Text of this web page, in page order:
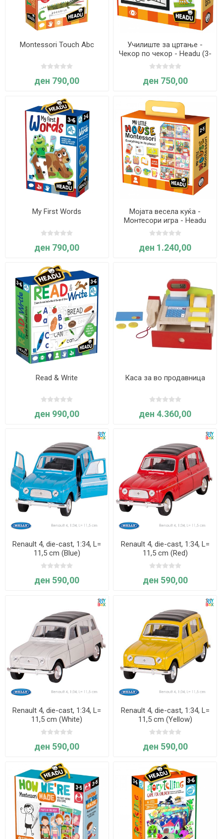
Montessori Touch Abc
ден 790,00
Училиште за цртање -
Чекор по чекор - Headu (3-
6 г.)
ден 750,00
My First Words
ден 790,00
Мојата весела куќа -
Монтесори игра - Headu
ден 1.240,00
Read & Write
ден 990,00
Каса за во продавница
ден 4.360,00
Renault 4, die-cast, 1:34, L=
11,5 cm (Blue)
ден 590,00
Renault 4, die-cast, 1:34, L=
11,5 cm (Red)
ден 590,00
Renault 4, die-cast, 1:34, L=
11,5 cm (White)
ден 590,00
Renault 4, die-cast, 1:34, L=
11,5 cm (Yellow)
ден 590,00